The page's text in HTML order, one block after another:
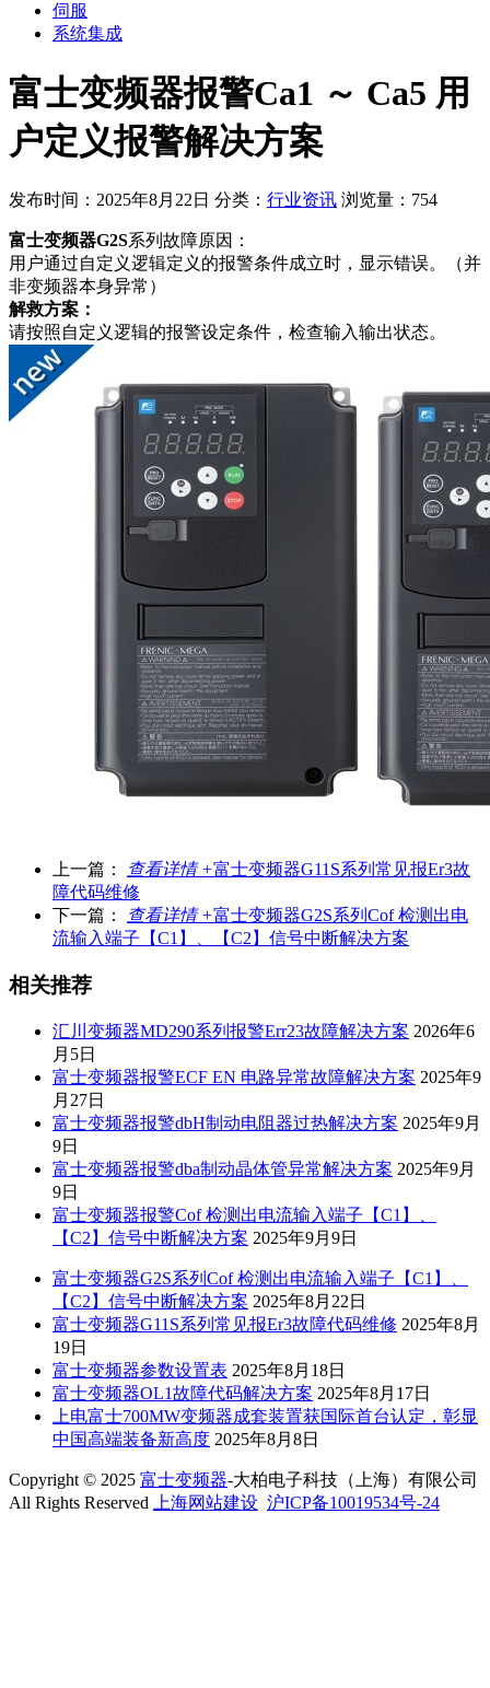
伺服
系统集成
富士变频器报警Ca1 ～ Ca5 用
户定义报警解决方案
发布时间：2025年8月22日 分类： 行业资讯 浏览量：754
富士变频器G2S系列故障原因：
用户通过自定义逻辑定义的报警条件成立时，显示错误。（并
非变频器本身异常）
解救方案：
请按照自定义逻辑的报警设定条件，检查输入输出状态。
上一篇： 查看详情 +富士变频器G11S系列常见报Er3故
障代码维修
下一篇：
查看详情 +富士变频器G2S系列Cof 检测出电
流输入端子【C1】、【C2】信号中断解决方案
相关推荐
汇川变频器MD290系列报警Err23故障解决方案 2026年6
月5日
富士变频器报警ECF EN 电路异常故障解决方案 2025年9
月27日
富士变频器报警dbH制动电阻器过热解决方案 2025年9月
9日
富士变频器报警dba制动晶体管异常解决方案 2025年9月
9日
富士变频器报警Cof 检测出电流输入端子【C1】、
【C2】信号中断解决方案 2025年9月9日
富士变频器G2S系列Cof 检测出电流输入端子【C1】、
【C2】信号中断解决方案 2025年8月22日
富士变频器G11S系列常见报Er3故障代码维修 2025年8月
19日
富士变频器参数设置表 2025年8月18日
富士变频器OL1故障代码解决方案 2025年8月17日
上电富士700MW变频器成套装置获国际首台认定，彰显
中国高端装备新高度 2025年8月8日
Copyright © 2025 富士变频器-大柏电子科技（上海）有限公司
All Rights Reserved
上海网站建设 沪ICP备10019534号-24